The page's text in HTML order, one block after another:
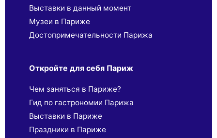
Выставки в данный момент
Музеи в Париже
Достопримечательности Парижа
Откройте для себя Париж
Чем заняться в Париже?
Гид по гастрономии Парижа
Выставки в Париже
Праздники в Париже